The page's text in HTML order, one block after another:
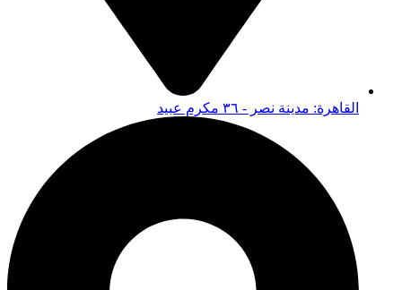
القاهرة: مدينة نصر - ٣٦ مكرم عبيد